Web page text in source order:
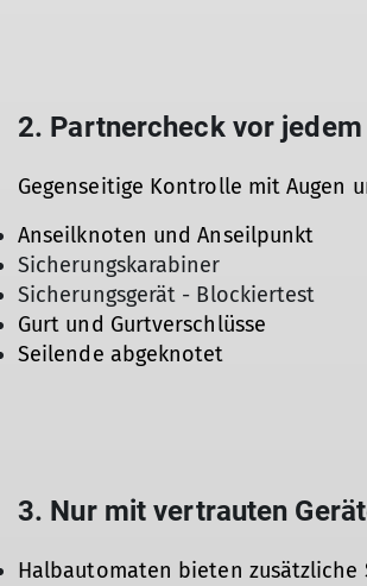
2. Partnercheck vor
Gegenseitige Kontrolle mit Augen
Anseilknoten und Anseilpunkt
Sicherungskarabiner
Sicherungsgerät - Blockiertest
Gurt und Gurtverschlüsse
Seilende abgeknotet
3. Nur mit vertrauten
Halbautomaten bieten zusätzliche